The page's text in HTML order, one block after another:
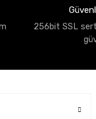
256bit SSL